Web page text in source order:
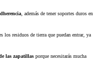
, además de tener soportes duros en
los residuos de tierra que puedan entrar, ya
las zapatillas porque necesitarás mucha